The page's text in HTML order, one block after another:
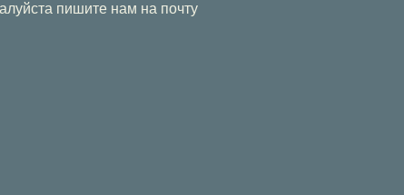
пишите нам на почту